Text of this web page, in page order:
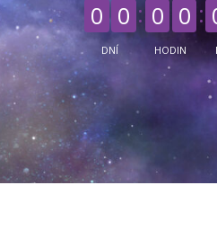
0 0
DNÍ
0 0
HODIN